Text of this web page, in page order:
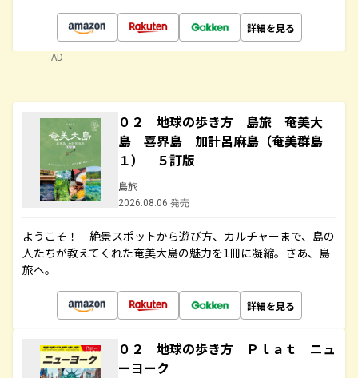
詳細を見る
AD
０２ 地球の歩き方 島旅 奄美大
島 喜界島 加計呂麻島（奄美群島
１） ５訂版
島旅
2026.08.06 発売
ようこそ！ 絶景スポットから遊び方、カルチャーまで、島の
人たちが教えてくれた奄美大島の魅力を1冊に凝縮。さあ、島
旅へ。
詳細を見る
０２ 地球の歩き方 Ｐｌａｔ ニュ
ーヨーク